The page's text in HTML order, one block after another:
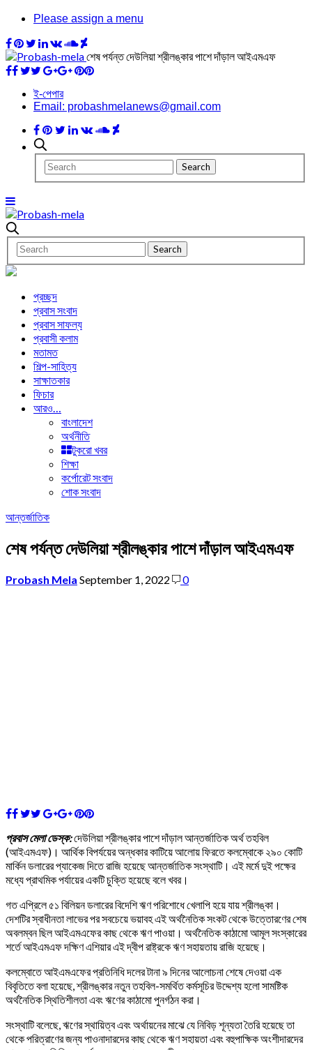
Please assign a menu
শেষ পর্যন্ত দেউলিয়া শ্রীলঙ্কার পাশে দাঁড়াল আইএমএফ
ই-পেপার
Email: probashmelanews@gmail.com
প্রচ্ছদ
প্রবাস সংবাদ
প্রবাস সাফল্য
প্রবাসী কলাম
মতামত
শিল্প-সাহিত্য
সাক্ষাতকার
ফিচার
আরও…
বাংলাদেশ
অর্থনীতি
টুকরো খবর
শিক্ষা
কর্পোরেট সংবাদ
শোক সংবাদ
আন্তর্জাতিক
শেষ পর্যন্ত দেউলিয়া শ্রীলঙ্কার পাশে দাঁড়াল আইএমএফ
Probash Mela September 1, 2022 0
প্রবাস মেলা ডেস্ক:দেউলিয়া শ্রীলঙ্কার পাশে দাঁড়াল আন্তর্জাতিক অর্থ তহবিল
(আইএমএফ)। আর্থিক বিপর্যয়ের অন্ধকার কাটিয়ে আলোয় ফিরতে কলম্বোকে ২৯০ কোটি
মার্কিন ডলারের প্যাকেজ দিতে রাজি হয়েছে আন্তর্জাতিক সংস্থাটি। এই মর্মে দুই পক্ষের
মধ্যে প্রাথমিক পর্যায়ের একটি চুক্তি হয়েছে বলে খবর।
গত এপ্রিলে ৫১ বিলিয়ন ডলারের বিদেশি ঋণ পরিশোধে খেলাপি হয়ে যায় শ্রীলঙ্কা।
দেশটির স্বাধীনতা লাভের পর সবচেয়ে ভয়াবহ এই অর্থনৈতিক সংকট থেকে উত্তোরণের শেষ
অবলম্বন ছিল আইএমএফের কাছ থেকে ঋণ পাওয়া। অর্থনৈতিক কাঠামো আমূল সংস্কারের
শর্তে আইএমএফ দক্ষিণ এশিয়ার এই দ্বীপ রাষ্ট্রকে ঋণ সহায়তায় রাজি হয়েছে।
কলম্বোতে আইএমএফের প্রতিনিধি দলের টানা ৯ দিনের আলোচনা শেষে দেওয়া এক
বিবৃতিতে বলা হয়েছে, শ্রীলঙ্কার নতুন তহবিল-সমর্থিত কর্মসূচির উদ্দেশ্য হলো সামষ্টিক
অর্থনৈতিক স্থিতিশীলতা এবং ঋণের কাঠামো পুনর্গঠন করা।
সংস্থাটি বলেছে, ঋণের স্থায়িত্ব এবং অর্থায়নের মাঝে যে নিবিড় শূন্যতা তৈরি হয়েছে তা
থেকে পরিত্রাণের জন্য পাওনাদারদের কাছ থেকে ঋণ সহায়তা এবং বহুপাক্ষিক অংশীদারদের